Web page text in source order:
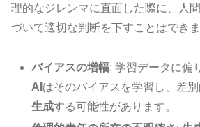
理的なジレンマに直面した際に、人
づいて適切な判断を下すことはできま
バイアスの増幅: 学習データに偏
AI はそのバイアスを学習し、差
生成する可能性があります。